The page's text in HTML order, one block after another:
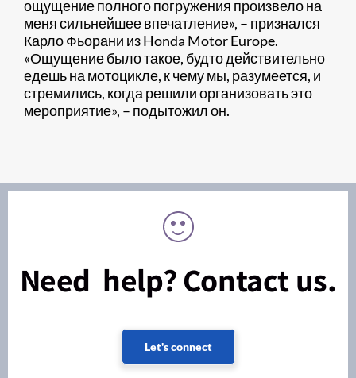
ощущение полного погружения произвело на
меня сильнейшее впечатление», – признался
Карло Фьорани из Honda Motor Europe.
«Ощущение было такое, будто действительно
едешь на мотоцикле, к чему мы, разумеется, и
стремились, когда решили организовать это
мероприятие», – подытожил он.
Need help? Contact us.
Let's connect